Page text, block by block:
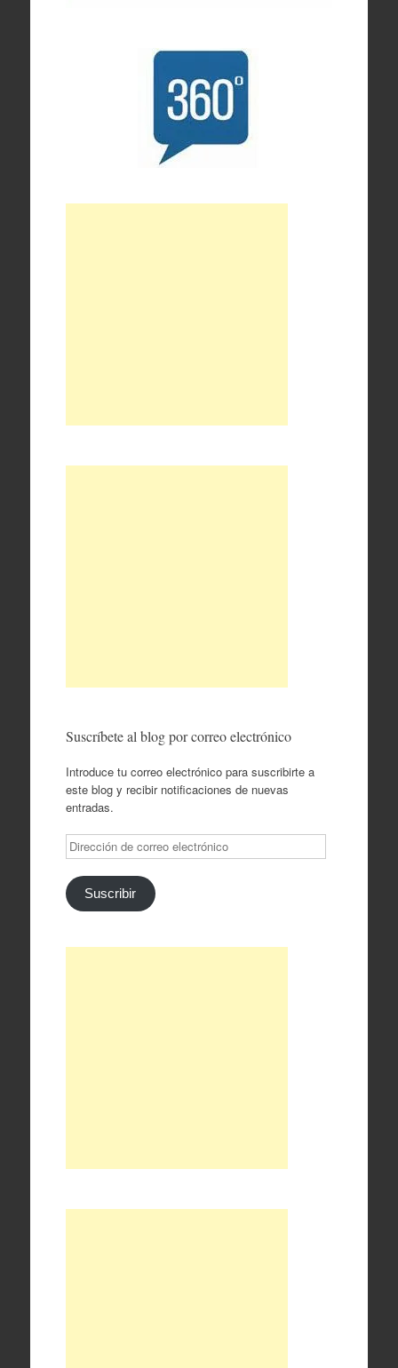
Suscríbete al blog por correo electrónico
Introduce tu correo electrónico para suscribirte a
este blog y recibir notificaciones de nuevas
entradas.
Dirección
de
correo
electrónico
Suscribir